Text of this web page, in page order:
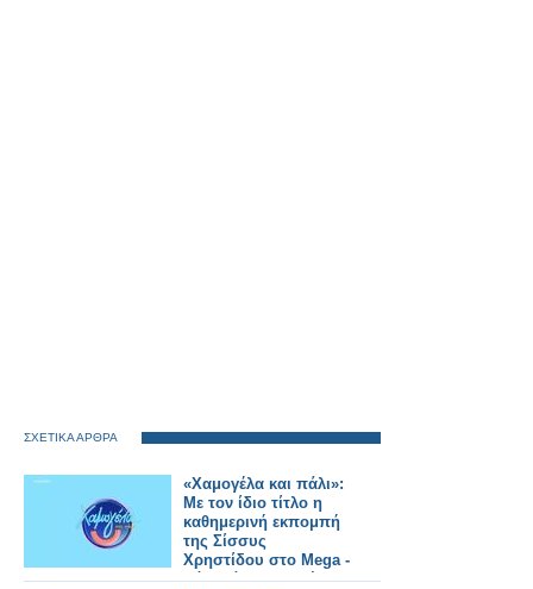
ΣΧΕΤΙΚΑ ΑΡΘΡΑ
«Χαμογέλα και πάλι»:
Με τον ίδιο τίτλο η
καθημερινή εκπομπή
της Σίσσυς
Χρηστίδου στο Mega -
Πότε κάνει πρεμιέρα;